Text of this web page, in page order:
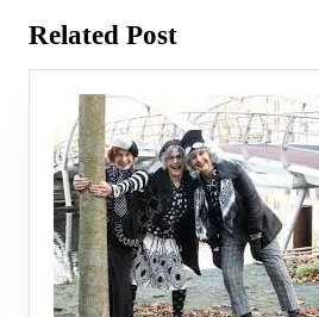
post:
Related Post